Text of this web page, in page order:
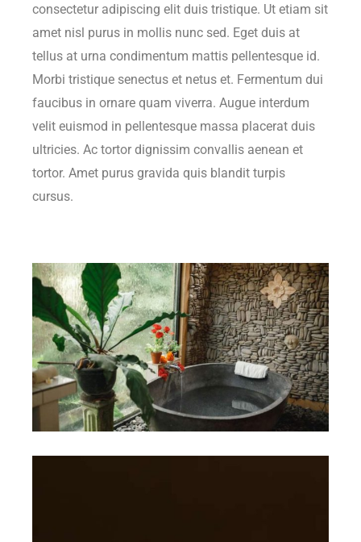
consectetur adipiscing elit duis tristique. Ut etiam sit
amet nisl purus in mollis nunc sed. Eget duis at
tellus at urna condimentum mattis pellentesque id.
Morbi tristique senectus et netus et. Fermentum dui
faucibus in ornare quam viverra. Augue interdum
velit euismod in pellentesque massa placerat duis
ultricies. Ac tortor dignissim convallis aenean et
tortor. Amet purus gravida quis blandit turpis
cursus.